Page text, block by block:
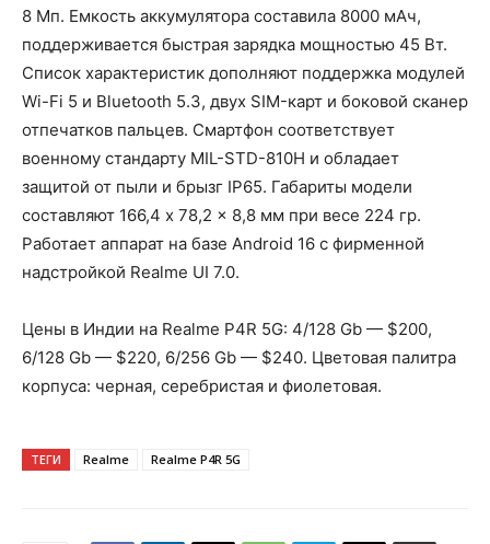
8 Мп. Емкость аккумулятора составила 8000 мАч,
поддерживается быстрая зарядка мощностью 45 Вт.
Список характеристик дополняют поддержка модулей
Wi-Fi 5 и Bluetooth 5.3, двух SIM-карт и боковой сканер
отпечатков пальцев. Смартфон соответствует
военному стандарту MIL-STD-810H и обладает
защитой от пыли и брызг IP65. Габариты модели
составляют 166,4 x 78,2 x 8,8 мм при весе 224 гр.
Работает аппарат на базе Android 16 с фирменной
надстройкой Realme UI 7.0.
Цены в Индии на Realme P4R 5G: 4/128 Gb — $200,
6/128 Gb — $220, 6/256 Gb — $240. Цветовая палитра
корпуса: черная, серебристая и фиолетовая.
ТЕГИ Realme Realme P4R 5G